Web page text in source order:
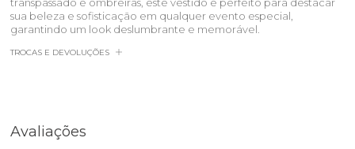
sua beleza e sofisticação em qualquer evento especial,
garantindo um look deslumbrante e memorável.
TROCAS E DEVOLUÇÕES
Avaliações